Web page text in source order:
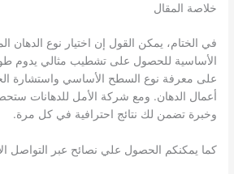
خلاصة المقال
في الختام، يمكن القول إن اختيار نوع الدهان
الأساسية للحصول على تشطيب مثالي يدوم
على معرفة نوع السطح الأساسي واستشارة
أعمال الدهان. ومع شركة الأمل للدهانات
وخبرة تضمن لك نتائج احترافية في كل مرة.
كما يمكنكم الحصول علي نصائح عبر التواصل